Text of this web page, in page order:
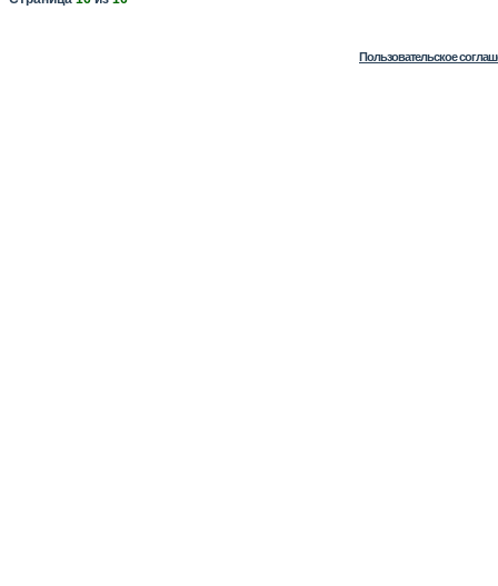
Пользовательское